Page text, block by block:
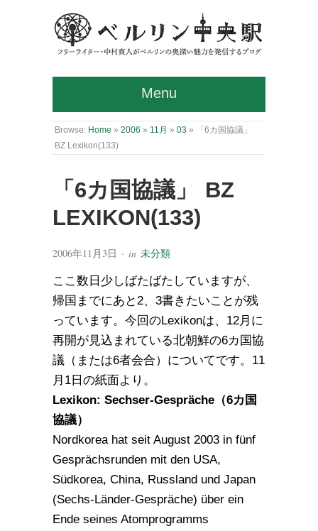
Menu
Browse: Home » 2006 » 11月 » 03 »
「6カ国協議」
BZ Lexikon(133)
「6カ国協議」 BZ
LEXIKON(133)
2006年11月3日 · in 未分類
ここ数日少しばたばたしていますが、
帰国までにあと2、3書きたいことが残
っています。今回のLexikonは、12月に
再開が見込まれている北朝鮮の6カ国協
議（または6者会合）についてです。11
月1日の紙面より。
Lexikon: Sechser-Gespräche（6カ国
協議）
Nordkorea hat seit August 2003 in fünf
Gesprächsrunden mit den USA,
Südkorea, China, Russland und Japan
(Sechs-Länder-Gespräche) über ein
Ende seines Atomprogramms